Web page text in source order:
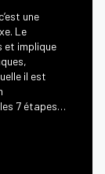
une
Le
et implique
il est
7 étapes
donnent